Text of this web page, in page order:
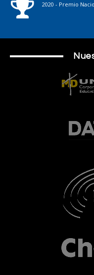
2020 - Premio